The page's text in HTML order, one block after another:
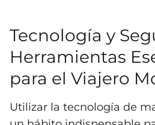
Tecnología y
Herramientas
para el Viajero
Utilizar la tecnología de